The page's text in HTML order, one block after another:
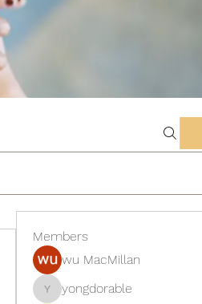
Members
wu MacMillan
yongdorable
yongdorable